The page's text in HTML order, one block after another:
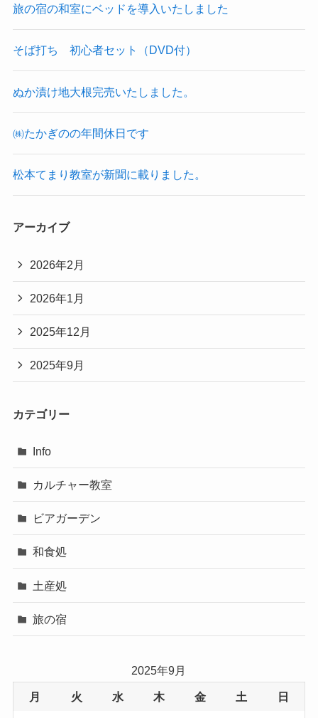
旅の宿の和室にベッドを導入いたしました
そば打ち 初心者セット（DVD付）
ぬか漬け地大根完売いたしました。
㈱たかぎのの年間休日です
松本てまり教室が新聞に載りました。
アーカイブ
2026年2月
2026年1月
2025年12月
2025年9月
カテゴリー
Info
カルチャー教室
ビアガーデン
和食処
土産処
旅の宿
2025年9月
月 火 水 木 金 土 日